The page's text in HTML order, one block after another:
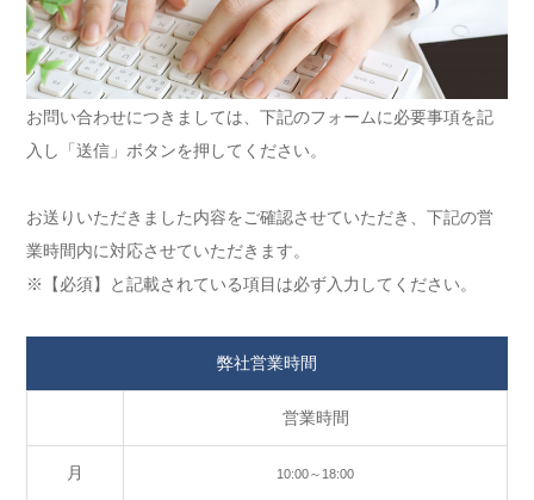
お問い合わせにつきましては、下記のフォームに必要事項を記
入し「送信」ボタンを押してください。
お送りいただきました内容をご確認させていただき、下記の営
業時間内に対応させていただきます。
※【必須】と記載されている項目は必ず入力してください。
弊社営業時間
月
営業時間
10:00～18:00